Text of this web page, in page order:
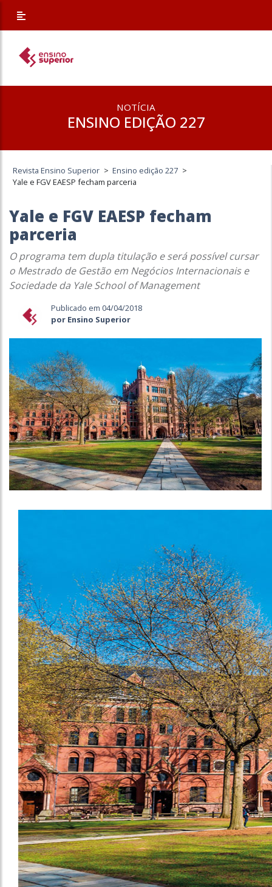
NOTÍCIA
ENSINO EDIÇÃO 227
Revista Ensino Superior > Ensino edição 227 >
Yale e FGV EAESP fecham parceria
Yale e FGV EAESP fecham
parceria
O programa tem dupla titulação e será possível cursar
o Mestrado de Gestão em Negócios Internacionais e
Sociedade da Yale School of Management
Publicado em 04/04/2018
por Ensino Superior